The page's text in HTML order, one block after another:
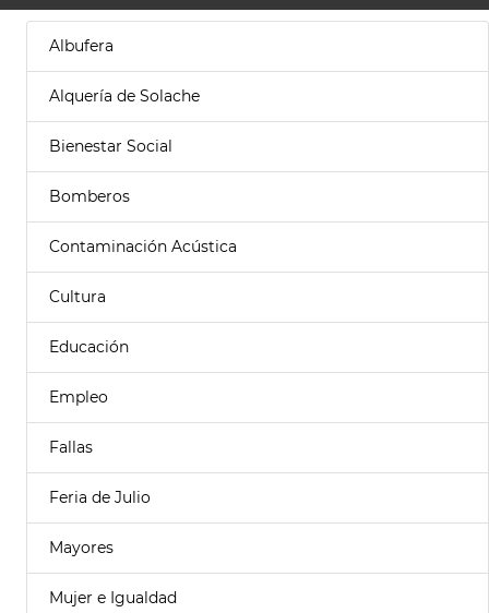
Albufera
Alquería de Solache
Bienestar Social
Bomberos
Contaminación Acústica
Cultura
Educación
Empleo
Fallas
Feria de Julio
Mayores
Mujer e Igualdad